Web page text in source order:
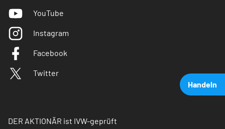
Handeln
YouTube
Instagram
Facebook
Twitter
DER AKTIONÄR ist IVW-geprüft